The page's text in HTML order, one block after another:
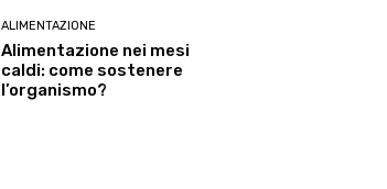
ALIMENTAZIONE
Alimentazione nei mesi
caldi: come sostenere
l’organismo?